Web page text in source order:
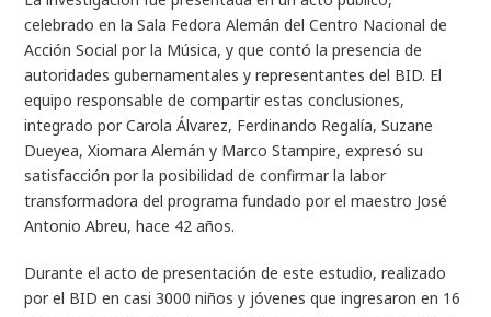
celebrado en la Sala Fedora Alemán del Centro Nacional de
Acción Social por la Música, y que contó la presencia de
autoridades gubernamentales y representantes del BID. El
equipo responsable de compartir estas conclusiones,
integrado por Carola Álvarez, Ferdinando Regalía, Suzane
Dueyea, Xiomara Alemán y Marco Stampire, expresó su
satisfacción por la posibilidad de confirmar la labor
transformadora del programa fundado por el maestro José
Antonio Abreu, hace 42 años.
Durante el acto de presentación de este estudio, realizado
por el BID en casi 3000 niños y jóvenes que ingresaron en 16